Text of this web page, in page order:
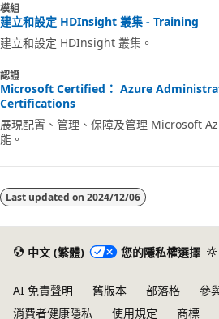
模組
建立和設定 HDInsight 叢集 - Training
建立和設定 HDInsight 叢集。
認證
Microsoft Certified： Azure
Certifications
展現配置、管理、保障及管理 Microsoft
能。
Last updated on 2024/12/06
中文 (繁體) 您的隱私權選擇
AI 免責聲明 舊版本 部落格 參
消費者健康隱私
使用規定 商標